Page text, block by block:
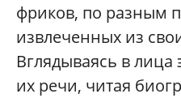
фриков, по разным
извлеченных из
Вглядываясь в
их речи, читая